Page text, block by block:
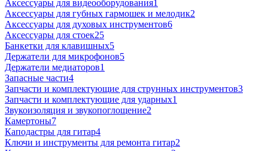
Аксессуары для видеооборудования1
Аксессуары для губных гармошек и мелодик2
Аксессуары для духовых инструментов6
Аксессуары для стоек25
Банкетки для клавишных5
Держатели для микрофонов5
Держатели медиаторов1
Запасные части4
Запчасти и комплектующие для струнных инструментов3
Запчасти и комплектующие для ударных1
Звукоизоляция и звукопоглощение2
Камертоны7
Каподастры для гитар4
Ключи и инструменты для ремонта гитар2